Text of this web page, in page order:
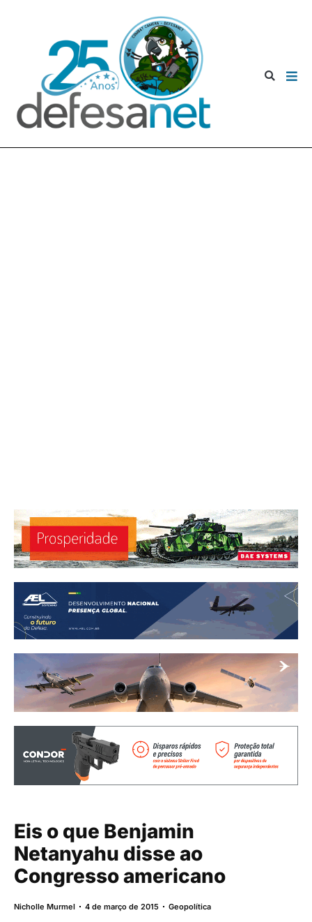
Eis o que Benjamin
Netanyahu disse ao
Congresso americano
Nicholle Murmel 4 de março de 2015 Geopolítica